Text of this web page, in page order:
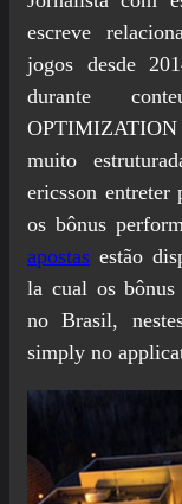
escreve
jogos desde
durante
muito
ericsson entreter
os bônus
apostas estão
la cual os bônus
no Brasil,
simply no